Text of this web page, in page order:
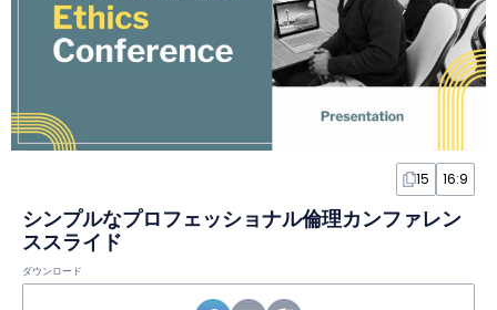
15 16:9
シンプルなプロフェッショナル倫理カンファレン
ススライド
ダウンロード